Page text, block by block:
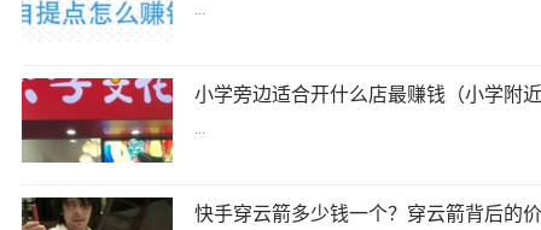
...
...